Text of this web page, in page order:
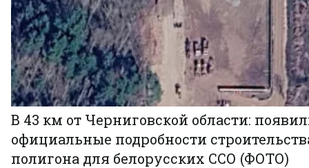
В 43 км от Черниговской области:
официальные подробности
полигона для белорусских ССО (ФОТО)